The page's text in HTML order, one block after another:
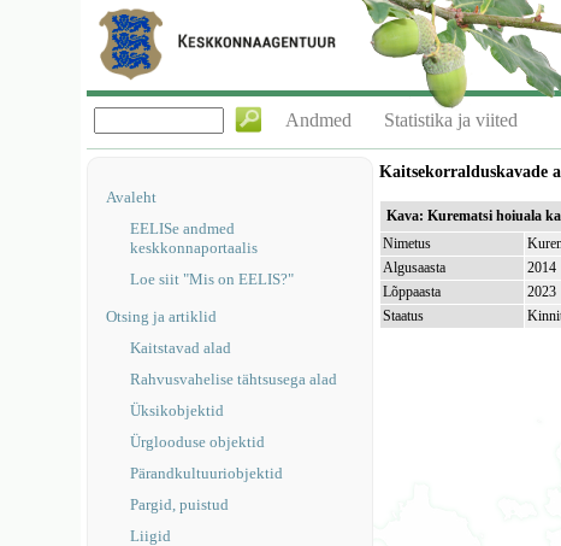
Andmed Statistika ja viited
Avaleht
EELISe andmed
keskkonnaportaalis
Loe siit "Mis on EELIS?"
Otsing ja artiklid
Kaitstavad alad
Rahvusvahelise tähtsusega alad
Üksikobjektid
Ürglooduse objektid
Pärandkultuuriobjektid
Pargid, puistud
Liigid
Kaitsekorralduskavade
Kava: Kurematsi hoiuala
Nimetus
Algusaasta
2014
Lõppaasta
2023
Staatus